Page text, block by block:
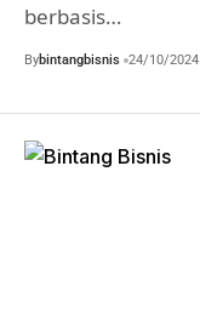
berbasis…
Bybintangbisnis 24/10/2024